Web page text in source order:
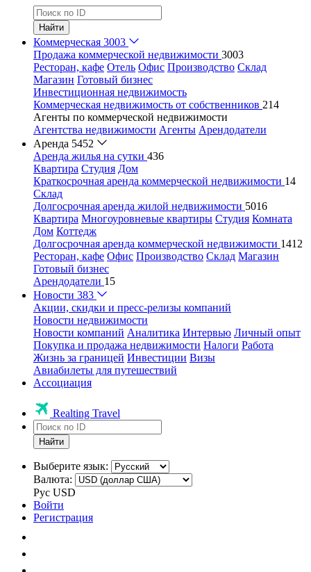
Найти
Коммерческая 3003
Продажа коммерческой недвижимости 3003
Ресторан, кафе Отель Офис Производство Склад
Магазин Готовый бизнес
Инвестиционная недвижимость
Коммерческая недвижимость от собственников 214
Агенты по коммерческой недвижимости
Агентства недвижимости Агенты Арендодатели
Аренда 5452
Аренда жилья на сутки 436
Квартира Студия Дом
Краткосрочная аренда коммерческой недвижимости 14
Склад
Долгосрочная аренда жилой недвижимости 5016
Квартира Многоуровневые квартиры Студия Комната
Дом Коттедж
Долгосрочная аренда коммерческой недвижимости 1412
Ресторан, кафе Офис Производство Склад Магазин
Готовый бизнес
Арендодатели 15
Новости 383
Акции, скидки и пресс-релизы компаний
Новости недвижимости
Новости компаний Аналитика Интервью Личный опыт
Покупка и продажа недвижимости Налоги Работа
Жизнь за границей Инвестиции Визы
Авиабилеты для путешествий
Ассоциация
Realting Travel
Найти
Выберите язык:
Валюта:
Рус USD
Войти
Регистрация